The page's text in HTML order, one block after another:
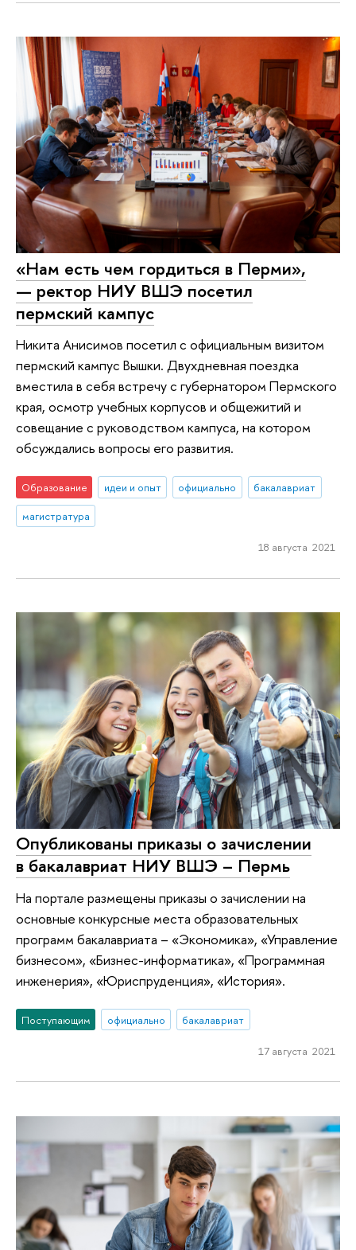
«Нам есть чем гордиться в Перми»,
— ректор НИУ ВШЭ посетил
пермский кампус
Никита Анисимов посетил с официальным визитом
пермский кампус Вышки. Двухдневная поездка
вместила в себя встречу с губернатором Пермского
края, осмотр учебных корпусов и общежитий и
совещание с руководством кампуса, на котором
обсуждались вопросы его развития.
Образование идеи и опыт официально
бакалавриат
магистратура
18 августа 2021
Опубликованы приказы о зачислении
в бакалавриат НИУ ВШЭ – Пермь
На портале размещены приказы о зачислении на
основные конкурсные места образовательных
программ бакалавриата – «Экономика», «Управление
бизнесом», «Бизнес-информатика», «Программная
инженерия», «Юриспруденция», «История».
Поступающим официально бакалавриат
17 августа 2021